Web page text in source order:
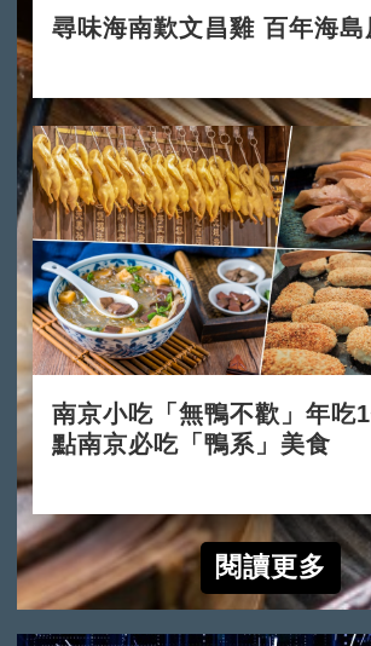
尋味海南歎文昌雞 百年海島
南京小吃「無鴨不歡」年吃
點南京必吃「鴨系」美食
閱讀更多